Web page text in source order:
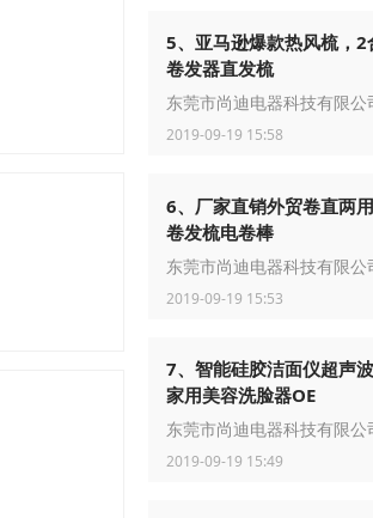
5、亚马逊爆款热风梳，
卷发器直发梳
东莞市尚迪电器科技有限公
2019-09-19 15:58
6、厂家直销外贸卷直两
卷发梳电卷棒
东莞市尚迪电器科技有限公
2019-09-19 15:53
7、智能硅胶洁面仪超声
家用美容洗脸器OE
东莞市尚迪电器科技有限公
2019-09-19 15:49